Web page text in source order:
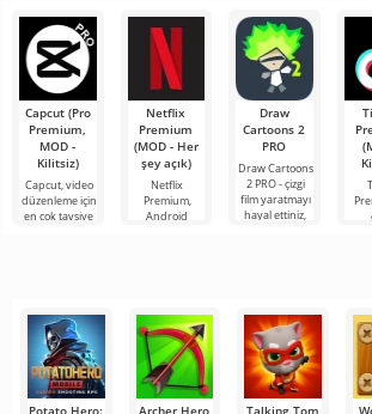
Capcut (Pro
Premium,
MOD -
Kilitsiz)
Capcut, video
düzenleme için
en çok tavsiye
Netflix
Premium
(MOD - Her
şey açık)
Netflix
Premium,
Android
Draw
Cartoons 2
PRO
Draw Cartoons
2 PRO - çizgi
film yaratmayı
hayal ettiniz,
Potato Hero:
Archer Hero
Talking Tom